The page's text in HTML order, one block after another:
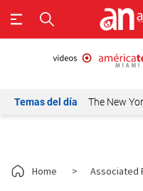
Temas del día The New
Home > Associated